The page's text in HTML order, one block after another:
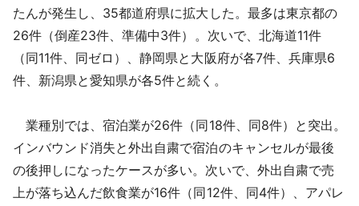
たんが発生し、35都道府県に拡大した。最多は東京都の
26件（倒産23件、準備中3件）。次いで、北海道11件
（同11件、同ゼロ）、静岡県と大阪府が各7件、兵庫県6
件、新潟県と愛知県が各5件と続く。
業種別では、宿泊業が26件（同18件、同8件）と突出。
インバウンド消失と外出自粛で宿泊のキャンセルが最後
の後押しになったケースが多い。次いで、外出自粛で売
上が落ち込んだ飲食業が16件（同12件、同4件）、アパレ